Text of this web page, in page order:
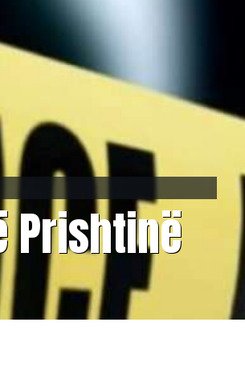
Prishtinë